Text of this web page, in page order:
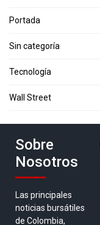
Portada
Sin categoría
Tecnología
Wall Street
Sobre
Nosotros
Las principales
noticias bursátiles
de Colombia,